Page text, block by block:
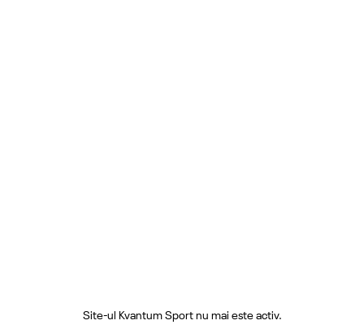
Site-ul Kvantum Sport nu mai este activ.